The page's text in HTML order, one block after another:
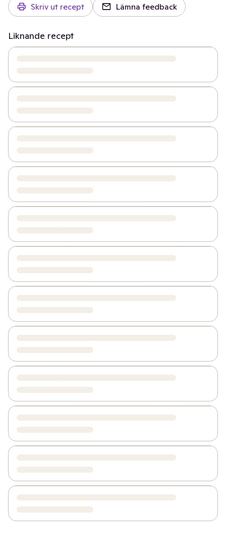
Skriv ut recept Lämna feedback
Liknande recept